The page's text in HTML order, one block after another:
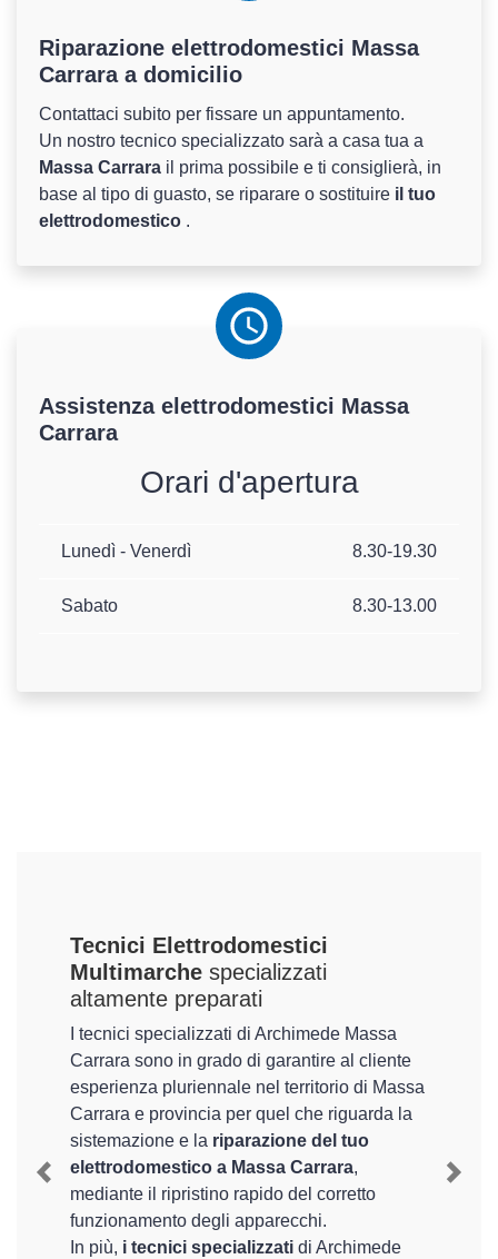
Riparazione elettrodomestici Massa
Carrara a domicilio
Contattaci subito per fissare un appuntamento.
Un nostro tecnico specializzato sarà a casa tua a
Massa Carrara il prima possibile e ti consiglierà, in
base al tipo di guasto, se riparare o sostituire il tuo
elettrodomestico .
Assistenza elettrodomestici Massa
Carrara
Orari d'apertura
Lunedì - Venerdì 8.30-19.30
Sabato 8.30-13.00
Tecnici Elettrodomestici
Multimarche specializzati
altamente preparati
I tecnici specializzati di Archimede Massa
Carrara sono in grado di garantire al cliente
esperienza pluriennale nel territorio di Massa
Carrara e provincia per quel che riguarda la
sistemazione e la riparazione del tuo
elettrodomestico a Massa Carrara,
mediante il ripristino rapido del corretto
funzionamento degli apparecchi.
In più, i tecnici specializzati di Archimede
Previous Next